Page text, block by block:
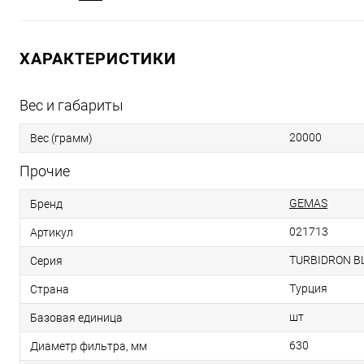
ХАРАКТЕРИСТИКИ
Вес и габариты
Вес (грамм) 20000
Прочие
Бренд GEMAS
Артикул 021713
Серия TURBIDRON
Страна Турция
Базовая единица шт
Диаметр фильтра, мм 630